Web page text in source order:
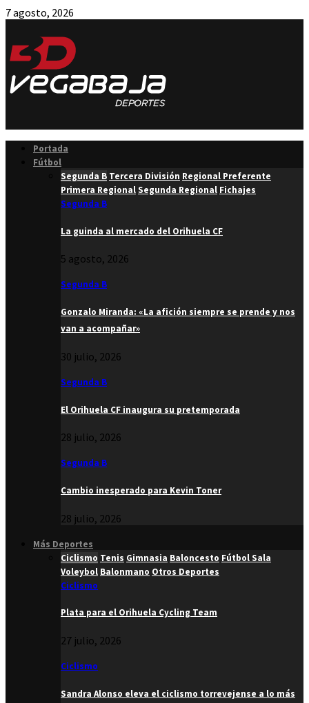
7 agosto, 2026
Portada
Fútbol
Segunda B Tercera División Regional Preferente
Primera RegionalSegunda Regional Fichajes
Segunda B
La guinda al mercado del Orihuela CF
5 agosto, 2026
Segunda B
Gonzalo Miranda: «La afición siempre se prende y nos
van a acompañar»
30 julio, 2026
Segunda B
El Orihuela CF inaugura su pretemporada
28 julio, 2026
Segunda B
Cambio inesperado para Kevin Toner
28 julio, 2026
Más Deportes
Ciclismo Tenis Gimnasia Baloncesto Fútbol Sala
Voleybol Balonmano Otros Deportes
Ciclismo
Plata para el Orihuela Cycling Team
27 julio, 2026
Ciclismo
Sandra Alonso eleva el ciclismo torrevejense a lo más